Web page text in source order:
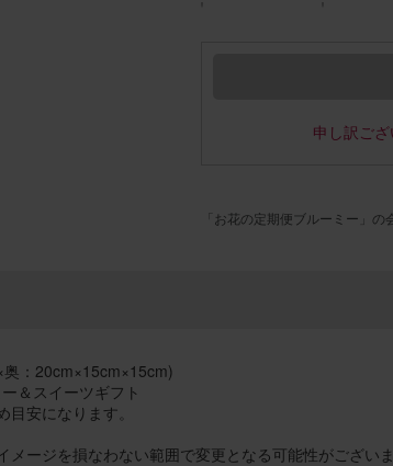
申し訳ござ
「お花の定期便ブルーミー」の
奥：20cm×15cm×15cm)
＆スイーツギフト
安になります。
メージを損なわない範囲で変更となる可能性がございま